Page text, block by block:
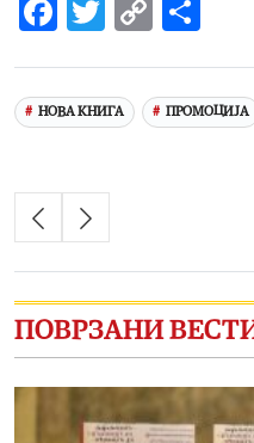
Facebook
Twitter
Copy
НОВА КНИГА ПРОМОЦИЈА
ПОВРЗАНИ